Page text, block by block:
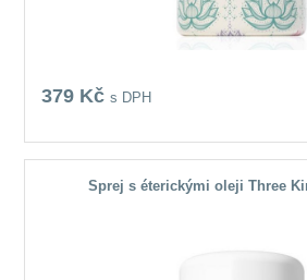
379 Kčs DPH
Sprej s éterickými oleji Three